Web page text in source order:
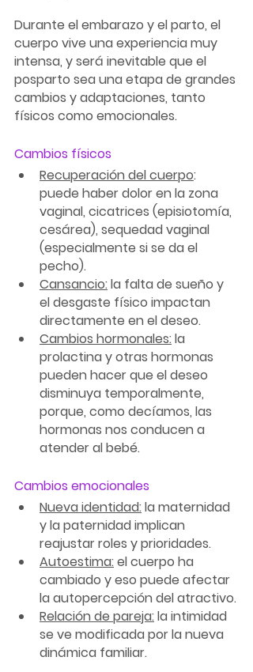
Durante el embarazo y el parto, el
cuerpo vive una experiencia muy
intensa, y será inevitable que el
posparto sea una etapa de grandes
cambios y adaptaciones, tanto
físicos como emocionales.
Cambios físicos
Recuperación del cuerpo:
puede haber dolor en la zona
vaginal, cicatrices (episiotomía,
cesárea), sequedad vaginal
(especialmente si se da el
pecho).
Cansancio: la falta de sueño y
el desgaste físico impactan
directamente en el deseo.
Cambios hormonales: la
prolactina y otras hormonas
pueden hacer que el deseo
disminuya temporalmente,
porque, como decíamos, las
hormonas nos conducen a
atender al bebé.
Cambios emocionales
Nueva identidad: la maternidad
y la paternidad implican
reajustar roles y prioridades.
Autoestima: el cuerpo ha
cambiado y eso puede afectar
la autopercepción del atractivo.
Relación de pareja: la intimidad
se ve modificada por la nueva
dinámica familiar.